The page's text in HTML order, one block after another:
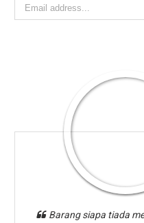
Barang siapa tiada